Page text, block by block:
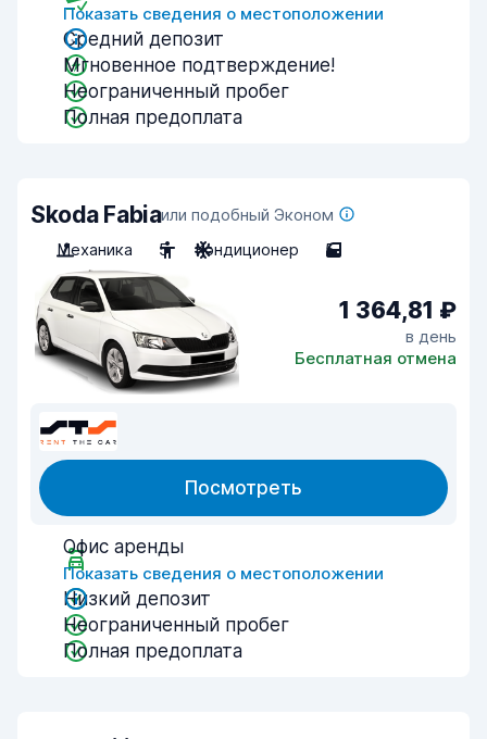
Показать сведения о местоположении
Средний депозит
Мгновенное подтверждение!
Неограниченный пробег
Полная предоплата
Skoda Fabiaили подобный Эконом
Механика
5 Кондиционер 5
1 364,81 ₽
в день
Бесплатная отмена
Посмотреть
Офис аренды
Показать сведения о местоположении
Низкий депозит
Неограниченный пробег
Полная предоплата